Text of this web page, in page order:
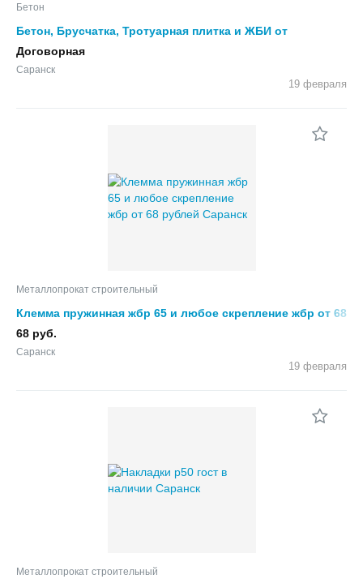
Бетон
Бетон, Брусчатка, Тротуарная плитка и ЖБИ от
производителя
Договорная
Саранск
19 февраля
Металлопрокат строительный
Клемма пружинная жбр 65 и любое скрепление жбр от 68
рублей
68 руб.
Саранск
19 февраля
Металлопрокат строительный